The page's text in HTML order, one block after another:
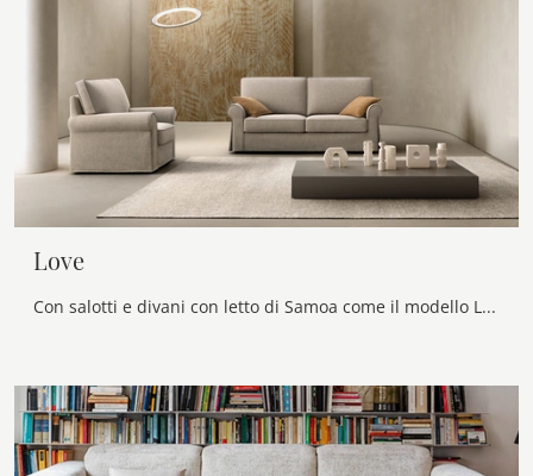
Love
Con salotti e divani con letto di Samoa come il modello Love in tessuto, potrai ultimare il tuo concept d'arredo.